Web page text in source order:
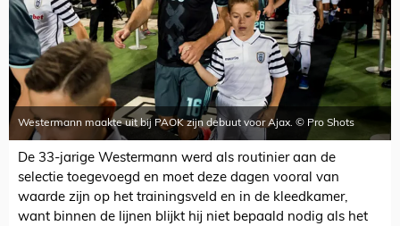
Westermann maakte uit bij PAOK zijn debuut voor Ajax. © Pro Shots
De 33-jarige Westermann werd als routinier aan de
selectie toegevoegd en moet deze dagen vooral van
waarde zijn op het trainingsveld en in de kleedkamer,
want binnen de lijnen blijkt hij niet bepaald nodig als het